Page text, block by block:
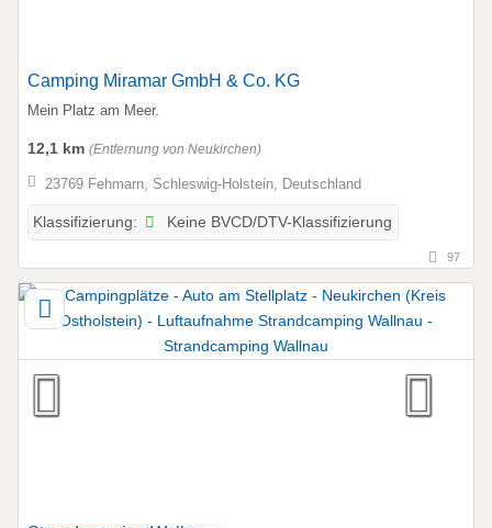
Camping Miramar GmbH & Co. KG
Mein Platz am Meer.
12,1 km (Entfernung von Neukirchen)
23769 Fehmarn, Schleswig-Holstein, Deutschland
Klassifizierung: Keine BVCD/DTV-Klassifizierung
97